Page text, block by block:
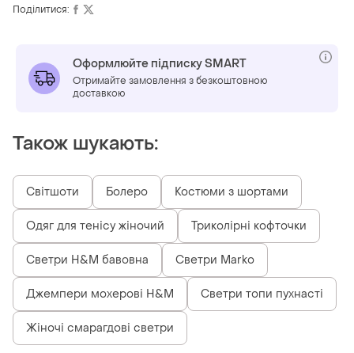
Поділитися:
Оформлюйте підписку SMART
Отримайте замовлення з безкоштовною
доставкою
Також шукають:
Світшоти Болеро Костюми з шортами
Одяг для тенісу жіночий Триколірні кофточки
Светри H&M бавовна Светри Marko
Джемпери мохерові H&M Светри топи пухнасті
Жіночі смарагдові светри